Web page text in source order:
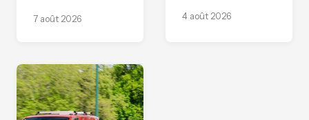
7 août 2026 4 août 2026